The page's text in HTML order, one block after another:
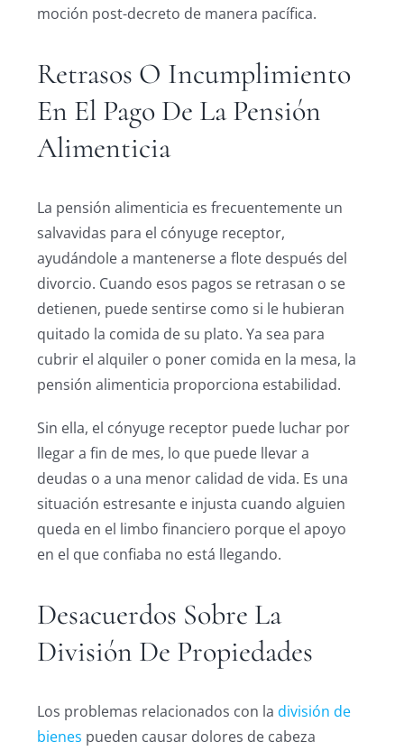
moción post-decreto de manera pacífica.
Retrasos O Incumplimiento
En El Pago De La Pensión
Alimenticia
La pensión alimenticia es frecuentemente un
salvavidas para el cónyuge receptor,
ayudándole a mantenerse a flote después del
divorcio. Cuando esos pagos se retrasan o se
detienen, puede sentirse como si le hubieran
quitado la comida de su plato. Ya sea para
cubrir el alquiler o poner comida en la mesa, la
pensión alimenticia proporciona estabilidad.
Sin ella, el cónyuge receptor puede luchar por
llegar a fin de mes, lo que puede llevar a
deudas o a una menor calidad de vida. Es una
situación estresante e injusta cuando alguien
queda en el limbo financiero porque el apoyo
en el que confiaba no está llegando.
Desacuerdos Sobre La
División De Propiedades
Los problemas relacionados con ladivisión de
bienes pueden causar dolores de cabeza